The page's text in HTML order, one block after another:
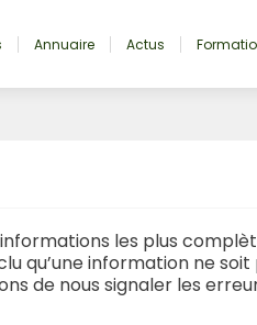
Annuaire Actus
les plus
qu’une information ne soit
de nous signaler les